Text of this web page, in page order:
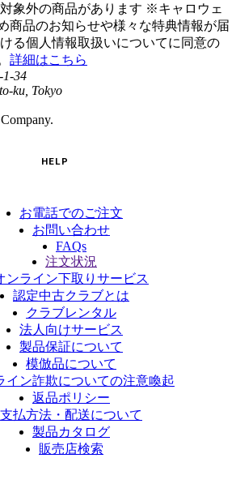
象外の商品があります ※キャロウェ
商品のお知らせや様々な特典情報が届
る個人情報取扱いについてに同意の
詳細はこちら
1-34
ku, Tokyo
HELP
お電話でのご注文
お問い合わせ
FAQs
注文状況
ンライン下取りサービス
認定中古クラブとは
クラブレンタル
法人向けサービス
製品保証について
模倣品について
イン詐欺についての注意喚起
返品ポリシー
支払方法・配送について
製品カタログ
販売店検索